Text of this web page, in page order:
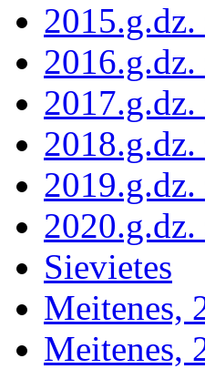
Sievietes
Meitenes,
Meitenes,